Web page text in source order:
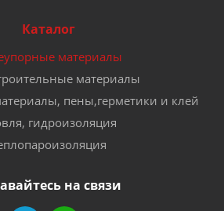
Каталог
материалы
материалы
пены,герметики и клей
гидроизоляция
на связи